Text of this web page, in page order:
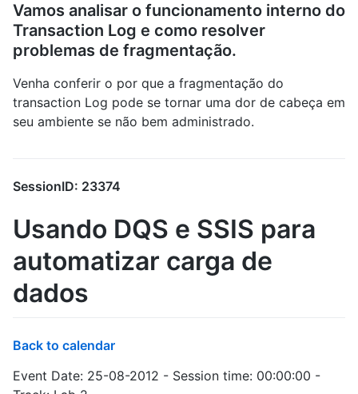
Vamos analisar o funcionamento interno do
Transaction Log e como resolver
problemas de fragmentação.
Venha conferir o por que a fragmentação do
transaction Log pode se tornar uma dor de cabeça em
seu ambiente se não bem administrado.
SessionID: 23374
Usando DQS e SSIS para
automatizar carga de
dados
Back to calendar
Event Date: 25-08-2012 - Session time: 00:00:00 -